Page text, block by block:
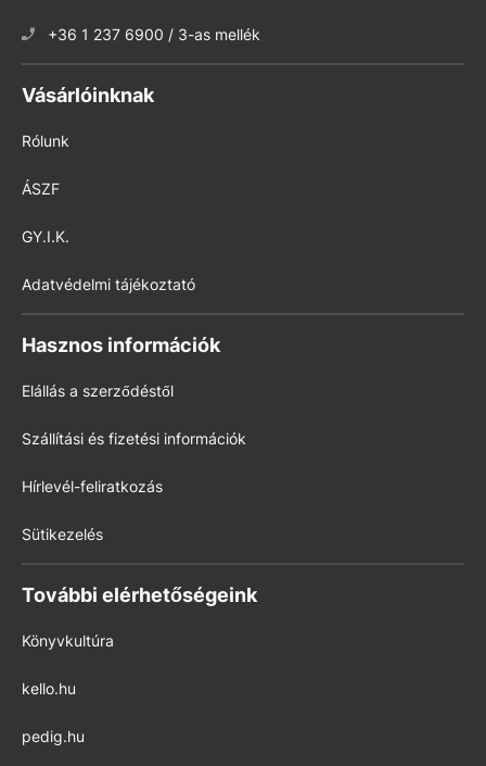
+36 1 237 6900 / 3-as mellék
Vásárlóinknak
Rólunk
ÁSZF
GY.I.K.
Adatvédelmi tájékoztató
Hasznos információk
Elállás a szerződéstől
Szállítási és fizetési információk
Hírlevél-feliratkozás
Sütikezelés
További elérhetőségeink
Könyvkultúra
kello.hu
pedig.hu